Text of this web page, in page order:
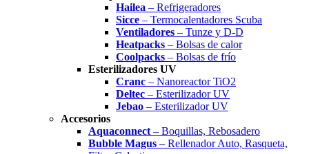
Hailea – Refrigeradores
Sicce – Termocalentadores Scuba
Ventiladores – Tunze y D-D
Heatpacks – Bolsas de calor
Coolpacks – Bolsas de frío
Esterilizadores UV
Cranc – Nanoreactor TiO2
Deltec – Esterilizador UV
Jebao – Esterilizador UV
Accesorios
Aquaconnect – Boquillas, Rebosadero
Bubble Magus – Rellenador Auto, Rasqueta,